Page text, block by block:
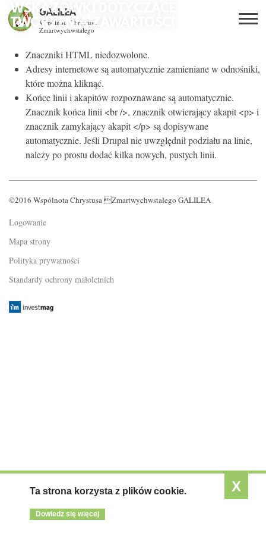
GALILEA
Wspólnota Chrystusa
Zmartwychwstałego
CO DAJE ŻYCIE Z JEZUSEM?
SPOTKANIA OTWARTE
DLA KOGO?
AKTUALNOŚCI
KONTAKT
WSKAZÓWKI DOTYCZĄCE
TWORZENIA ZAWARTOŚCI
Znaczniki HTML niedozwolone.
Adresy internetowe są automatycznie zamieniane w odnośniki,
które można kliknąć.
Końce linii i akapitów rozpoznawane są automatycznie.
Znacznik końca linii <br />, znacznik otwierający akapit <p> i
znacznik zamykający akapit </p> są dopisywane
automatycznie. Jeśli Drupal nie uwzględnił podziału na linie,
należy po prostu dodać kilka nowych, pustych linii.
©2016 Wspólnota Chrystusa Zmartwychwstałego GALILEA
Logowanie
Mapa strony
Polityka prywatności
Standardy ochrony małoletnich
Ta strona korzysta z plików cookie.
Dowiedz się więcej
X